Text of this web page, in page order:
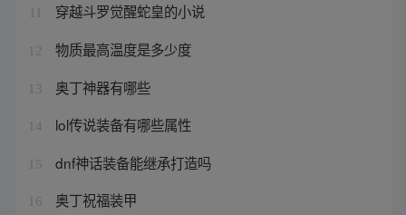
穿越斗罗觉醒蛇皇的小说
12 物质最高温度是多少度
13 奥丁神器有哪些
14 lol传说装备有哪些属性
15 dnf神话装备能继承打造吗
16 奥丁祝福装甲